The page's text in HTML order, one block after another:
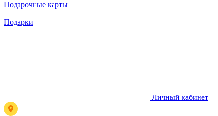
Подарочные карты
Подарки
Личный кабинет